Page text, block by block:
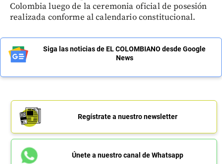
Colombia luego de la ceremonia oficial de posesión
realizada conforme al calendario constitucional.
Siga las noticias de EL COLOMBIANO desde Google
News
Regístrate a nuestro newsletter
Únete a nuestro canal de Whatsapp